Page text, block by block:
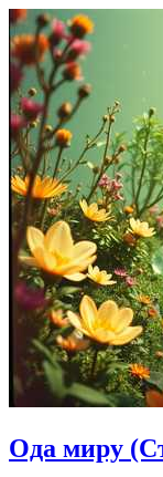
Ода миру